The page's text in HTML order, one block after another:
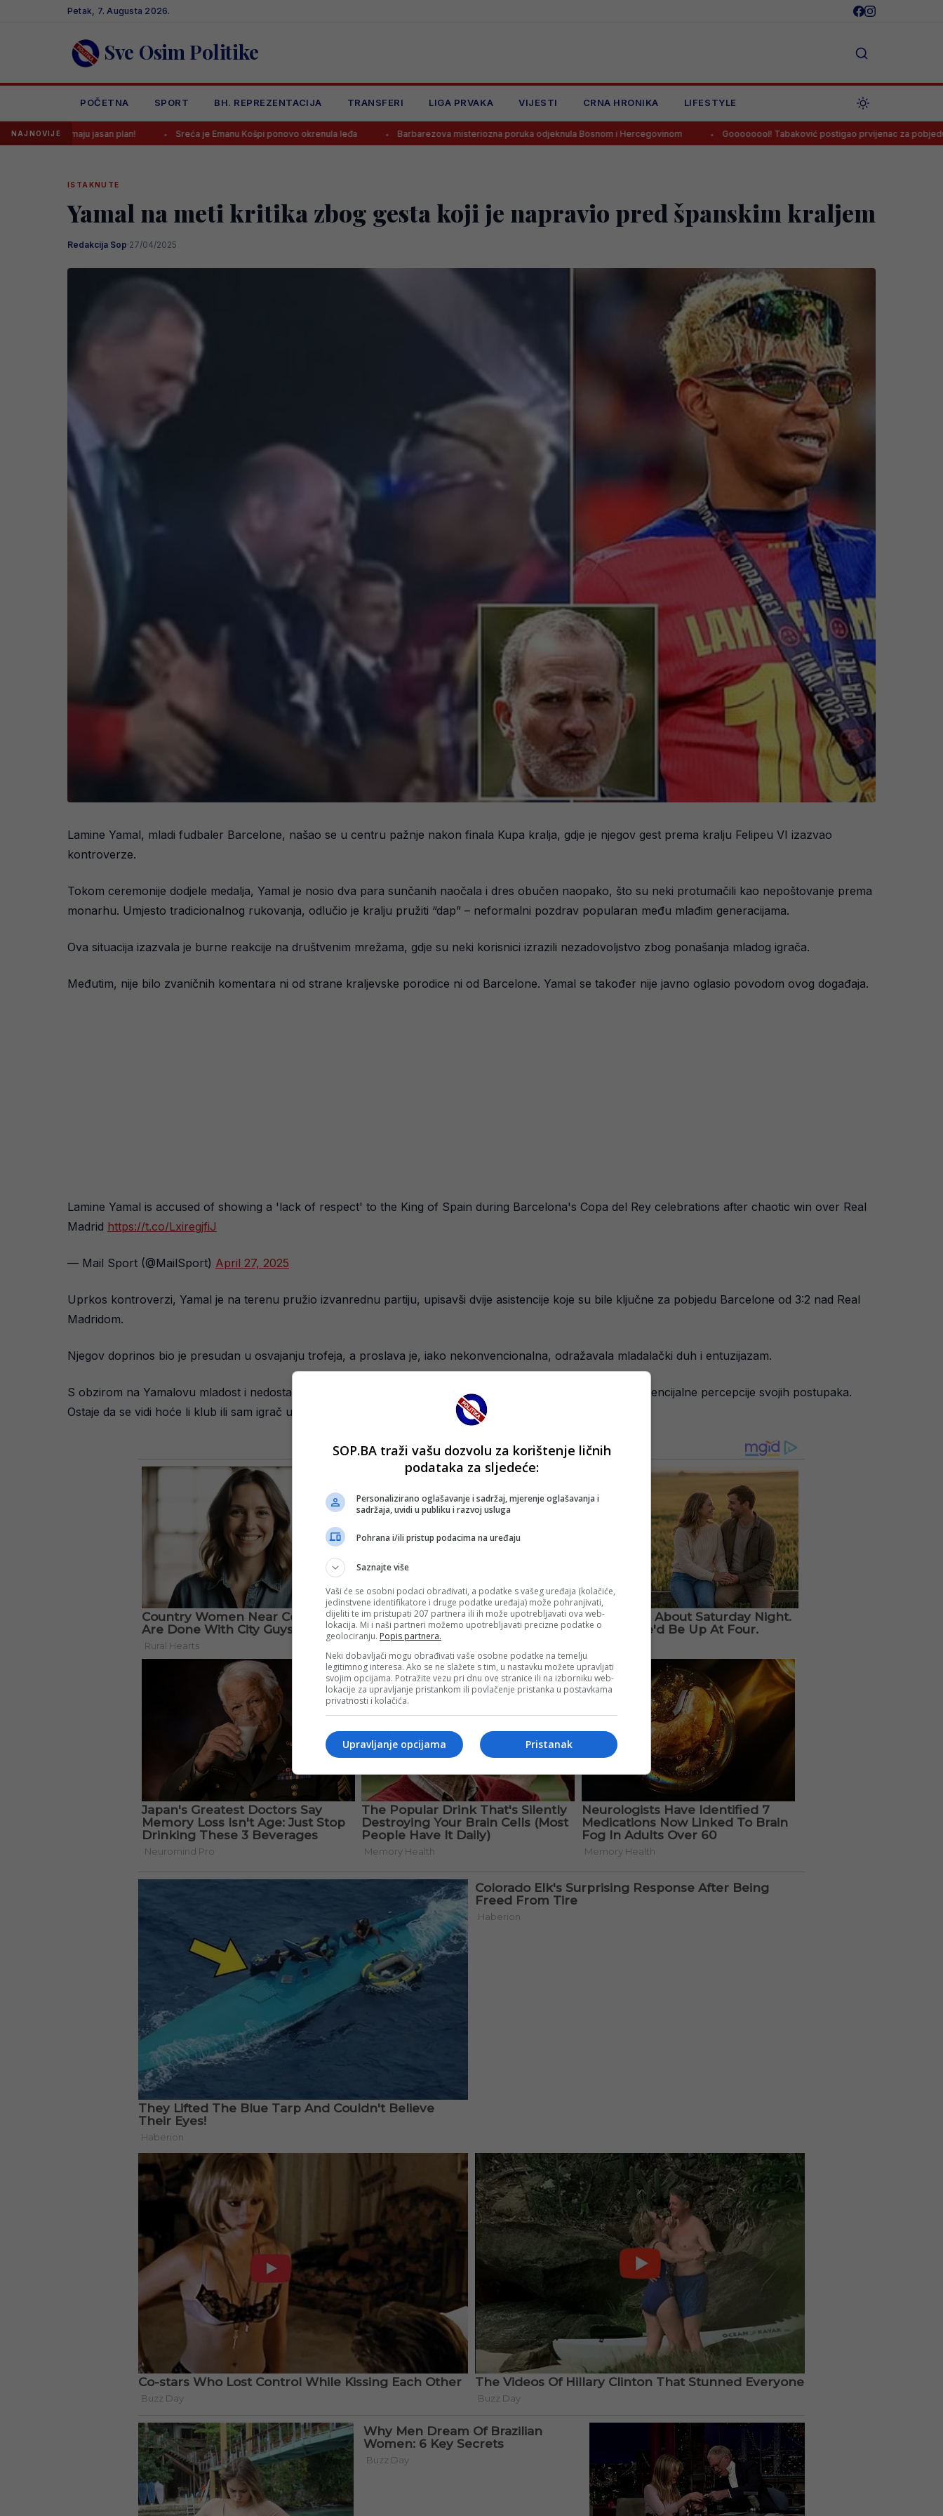
Petak, 7. Augusta 2026.
Sve Osim Politike
POČETNA SPORT BH. REPREZENTACIJA TRANSFERI LIGA PRVAKA VIJESTI CRNA HRONIKA LIFESTYLE
NAJNOVIJE
jasan plan! Sreća je Emanu Košpi ponovo okrenula leđa Barbarezova misteriozna poruka odjeknula Bosnom i Hercegovinom Goooooool! Tabaković postigao prvijenac za pobjedu Salzburga!
ISTAKNUTE
Yamal na meti kritika zbog gesta koji je napravio pred španskim kraljem
Redakcija Sop·27/04/2025
Lamine Yamal, mladi fudbaler Barcelone, našao se u centru pažnje nakon finala Kupa kralja, gdje je njegov gest prema kralju Felipeu VI izazvao
kontroverze.
Tokom ceremonije dodjele medalja, Yamal je nosio dva para sunčanih naočala i dres obučen naopako, što su neki protumačili kao nepoštovanje prema
monarhu. Umjesto tradicionalnog rukovanja, odlučio je kralju pružiti “dap” – neformalni pozdrav popularan među mlađim generacijama.
Ova situacija izazvala je burne reakcije na društvenim mrežama, gdje su neki korisnici izrazili nezadovoljstvo zbog ponašanja mladog igrača.
Međutim, nije bilo zvaničnih komentara ni od strane kraljevske porodice ni od Barcelone. Yamal se također nije javno oglasio povodom ovog događaja.​
Lamine Yamal is accused of showing a 'lack of respect' to the King of Spain during Barcelona's Copa del Rey celebrations after chaotic win over Real
Madrid https://t.co/LxiregjfiJ
— Mail Sport (@MailSport) April 27, 2025
Uprkos kontroverzi, Yamal je na terenu pružio izvanrednu partiju, upisavši dvije asistencije koje su bile ključne za pobjedu Barcelone od 3:2 nad Real
Madridom.
Njegov doprinos bio je presudan u osvajanju trofeja, a proslava je, iako nekonvencionalna, odražavala mladalački duh i entuzijazam.​
S obzirom na Yamalovu mladost i nedostatak iskustva u sličnim situacijama, moguće je da nije bio svjestan potencijalne percepcije svojih postupaka.
Ostaje da se vidi hoće li klub ili sam igrač u budućnosti komentarisati ovaj događaj.​
SOP.BA traži vašu dozvolu za korištenje ličnih
podataka za sljedeće:
Personalizirano oglašavanje i sadržaj, mjerenje oglašavanja i
sadržaja, uvidi u publiku i razvoj usluga
Pohrana i/ili pristup podacima na uređaju
Saznajte više
Vaši će se osobni podaci obrađivati, a podatke s vašeg uređaja (kolačiće,
jedinstvene identifikatore i druge podatke uređaja) može pohranjivati,
dijeliti te im pristupati 207 partnera ili ih može upotrebljavati ova web-
lokacija. Mi i naši partneri možemo upotrebljavati precizne podatke o
geolociranju. Popis partnera.
Neki dobavljači mogu obrađivati vaše osobne podatke na temelju
legitimnog interesa. Ako se ne slažete s tim, u nastavku možete upravljati
svojim opcijama. Potražite vezu pri dnu ove stranice ili na izborniku web-
lokacije za upravljanje pristankom ili povlačenje pristanka u postavkama
privatnosti i kolačića.
Pristanak
Upravljanje opcijama